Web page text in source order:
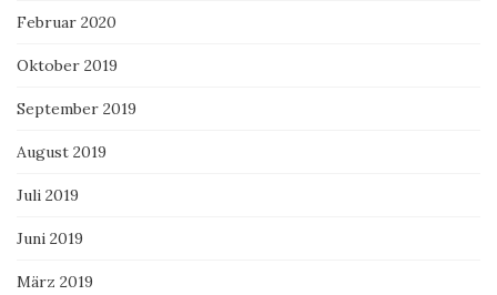
Februar 2020
Oktober 2019
September 2019
August 2019
Juli 2019
Juni 2019
März 2019